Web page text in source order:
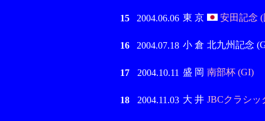
15 2004.06.06 東 京 安田記念
16 2004.07.18 小 倉 北九州記念
17 2004.10.11 盛 岡 南部杯 (GI)
18 2004.11.03 大 井 JBCクラシッ